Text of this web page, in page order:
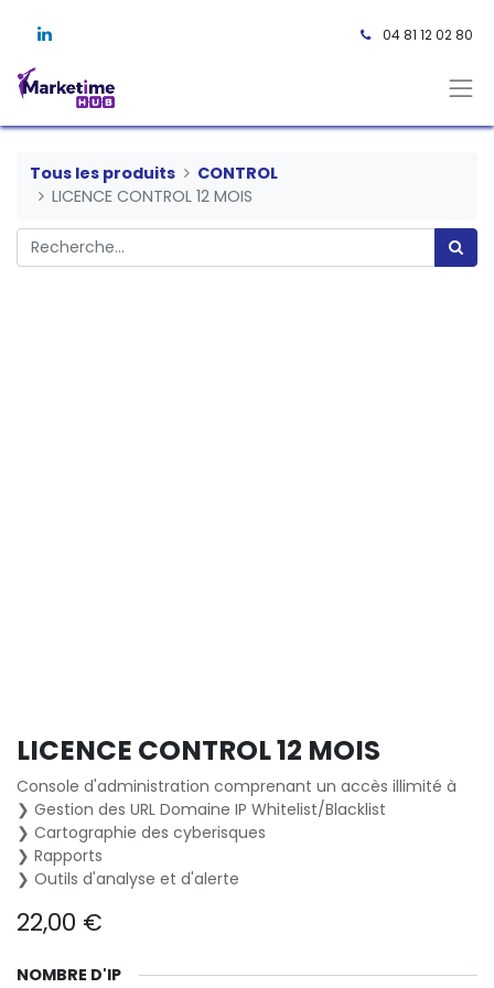
04 81 12 02 80 ​
Tous les produits
CONTROL
LICENCE CONTROL 12 MOIS
LICENCE CONTROL 12 MOIS
Console d'administration comprenant un accès illimité à
❯ Gestion des URL Domaine IP Whitelist/Blacklist
❯ Cartographie des cyberisques
❯ Rapports
❯ Outils d'analyse et d'alerte
22,00 €
NOMBRE D'IP